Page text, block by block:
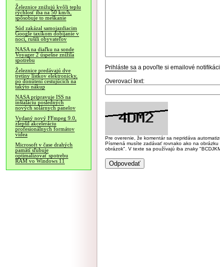
Železnice znižujú kvôli teplu
rýchlosť iba na 50 km/h,
spôsobuje to meškanie
Súd zakázal samojazdiacim
Google taxíkom dobíjanie v
noci, rušili obyvateľov
NASA na diaľku na sonde
Voyager 2 úspešne znížila
spotrebu
Železnice predávajú dve
tretiny lístkov elektronicky,
po donútení cestujúcich na
takýto nákup
NASA pripravuje ISS na
inštaláciu posledných
nových solárnych panelov
Vydaný nový FFmpeg 9.0,
zlepšil akceleráciu
profesionálnych formátov
videa
Microsoft v čase drahých
pamätí sľubuje
optimalizovať spotrebu
RAM vo Windows 11
Prihláste sa a povoľte si emailové
Overovací text:
Pre overenie, že komentár sa nepridáva
Písmená musíte zadávať rovnako ako na
obrázok". V texte sa používajú iba znaky